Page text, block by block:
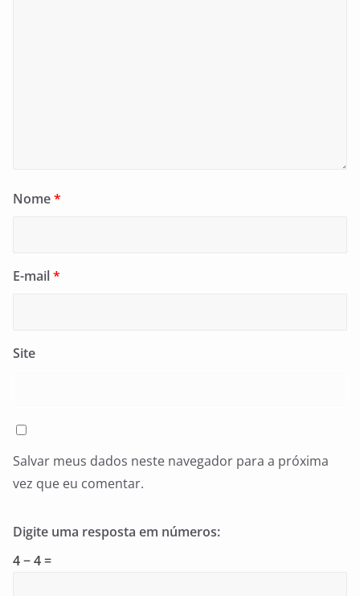
Nome*
E-mail*
Site
Salvar meus dados neste navegador para a próxima
vez que eu comentar.
Digite uma resposta em números:
4 − 4 =